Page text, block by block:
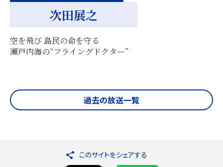
次田展之
空を飛び 島民の命を守る
瀬戸内海の“フライングドクター”
過去の放送一覧
このサイトをシェアする